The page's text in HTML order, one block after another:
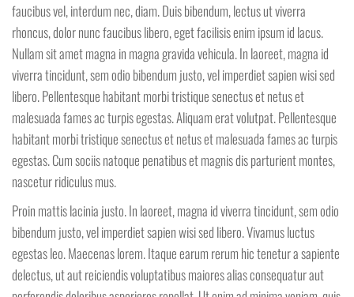
faucibus vel, interdum nec, diam. Duis bibendum, lectus ut viverra
rhoncus, dolor nunc faucibus libero, eget facilisis enim ipsum id lacus.
Nullam sit amet magna in magna gravida vehicula. In laoreet, magna id
viverra tincidunt, sem odio bibendum justo, vel imperdiet sapien wisi sed
libero. Pellentesque habitant morbi tristique senectus et netus et
malesuada fames ac turpis egestas. Aliquam erat volutpat. Pellentesque
habitant morbi tristique senectus et netus et malesuada fames ac turpis
egestas. Cum sociis natoque penatibus et magnis dis parturient montes,
nascetur ridiculus mus.
Proin mattis lacinia justo. In laoreet, magna id viverra tincidunt, sem odio
bibendum justo, vel imperdiet sapien wisi sed libero. Vivamus luctus
egestas leo. Maecenas lorem. Itaque earum rerum hic tenetur a sapiente
delectus, ut aut reiciendis voluptatibus maiores alias consequatur aut